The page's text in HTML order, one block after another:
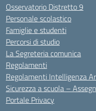
Osservatorio Distretto 9
Personale scolastico
Famiglie e studenti
Percorsi di studio
La Segreteria comunica
Regolamenti
Regolamenti Intelligenza
Sicurezza a scuola –
Portale Privacy